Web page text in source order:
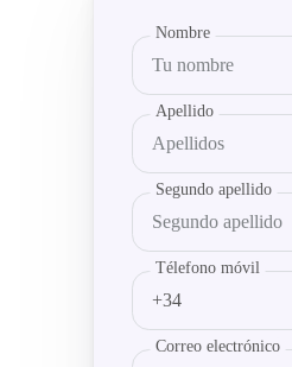
Nombre
Apellido
Segundo apellido
Télefono móvil
Correo electrónico